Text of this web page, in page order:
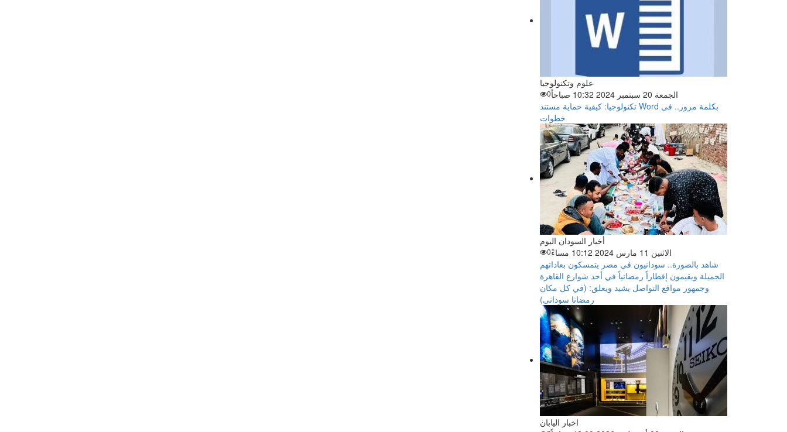
علوم وتكنولوجيا
الجمعة 20 سبتمبر 2024 10:32 صباحاً
0
تكنولوجيا: كيفية حماية مستند Word بكلمة مرور.. فى
خطوات
أخبار السودان اليوم
الاثنين 11 مارس 2024 10:12 مساءً
0
شاهد بالصورة.. سودانيون في مصر يتمسكون بعاداتهم
الجميلة ويقيمون إفطاراً رمضانياً في أحد شوارع القاهرة
وجمهور مواقع التواصل يشيد ويعلق: (في كل مكان
رمضانا سودانى)
اخبار اليابان